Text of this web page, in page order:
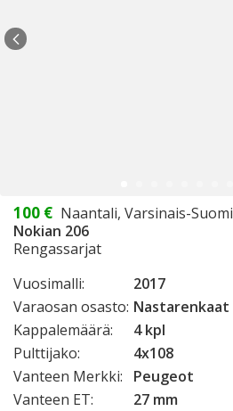
100 € Naantali, Varsinais-Suomi
Nokian 206
Rengassarjat
Vuosimalli:
2017
Varaosan osasto:
Kappalemäärä:
4 kpl
Pulttijako:
4x108
Vanteen Merkki:
Peugeot
Vanteen ET:
27 mm